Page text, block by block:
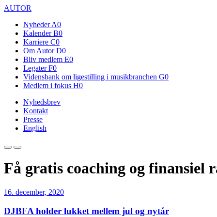
AUTOR
Nyheder A0
Kalender B0
Karriere C0
Om Autor D0
Bliv medlem E0
Legater F0
Vidensbank om ligestilling i musikbranchen G0
Medlem i fokus H0
Nyhedsbrev
Kontakt
Presse
English
Få gratis coaching og finansiel
16. december, 2020
DJBFA holder lukket mellem jul og nytår